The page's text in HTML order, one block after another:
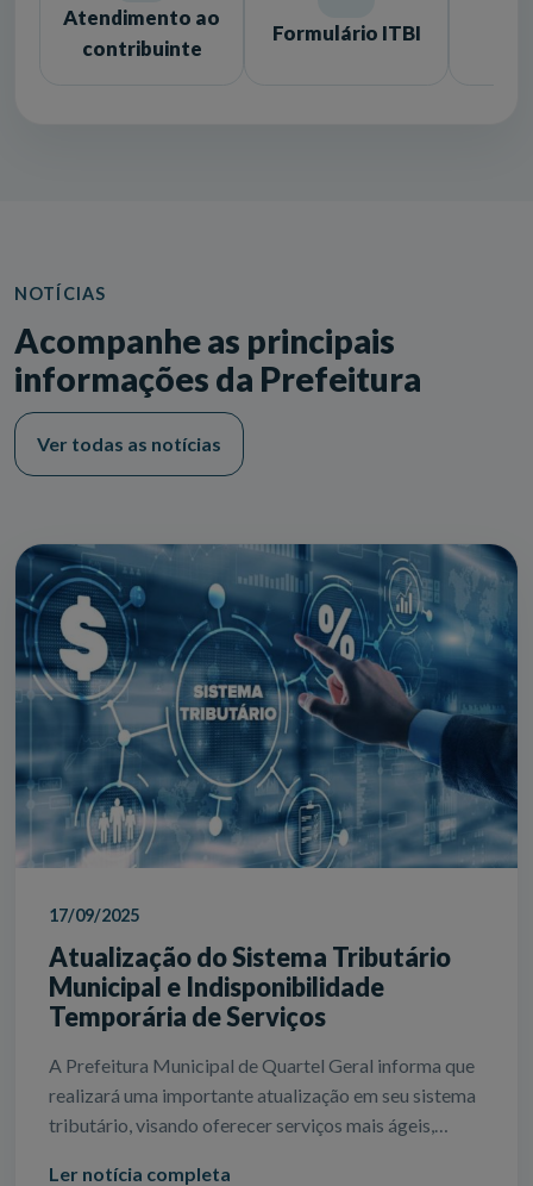
Atendimento ao
contribuinte
Formulário ITBI
NOTÍCIAS
Acompanhe as principais
informações da Prefeitura
Ver todas as notícias
17/09/2025
Atualização do Sistema Tributário
Municipal e Indisponibilidade
Temporária de Serviços
A Prefeitura Municipal de Quartel Geral informa que
realizará uma importante atualização em seu sistema
tributário, visando oferecer serviços mais ágeis,
Ler notícia completa